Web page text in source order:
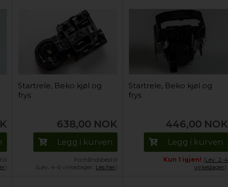
)
Startrele, Beko kjøl og
frys
638,00 NOK
Legg i kurven
Forhåndsbestill
(Lev. 4-6 virkedager. Les her)
Startrele, Beko kjøl og
frys
446,00 NOK
Legg i kurven
Kun 1 igjen! (Lev. 2-4
virkedager).